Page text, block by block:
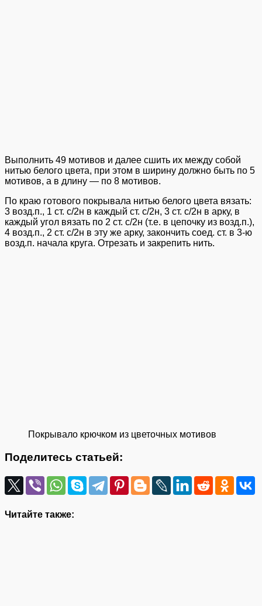
Выполнить 49 мотивов и далее сшить их между собой
нитью белого цвета, при этом в ширину должно быть по 5
мотивов, а в длину — по 8 мотивов.
По краю готового покрывала нитью белого цвета вязать:
3 возд.п., 1 ст. с/2н в каждый ст. с/2н, 3 ст. с/2н в арку, в
каждый угол вязать по 2 ст. с/2н (т.е. в цепочку из возд.п.),
4 возд.п., 2 ст. с/2н в эту же арку, закончить соед. ст. в 3-ю
возд.п. начала круга. Отрезать и закрепить нить.
Покрывало крючком из цветочных мотивов
Поделитесь статьей:
Читайте также: